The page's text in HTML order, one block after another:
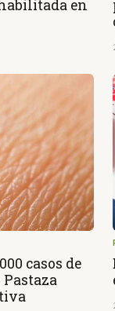
en
casos de